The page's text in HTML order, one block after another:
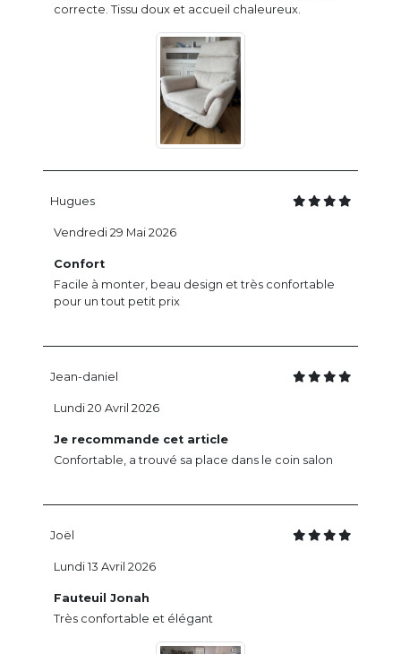
correcte. Tissu doux et accueil chaleureux.
Hugues
Confort
Facile à monter, beau design et très confortable
pour un tout petit prix
Vendredi 29 Mai 2026
Jean-daniel
Je recommande cet article
Confortable, a trouvé sa place dans le coin salon
Lundi 20 Avril 2026
Joël
Fauteuil Jonah
Très confortable et élégant
Lundi 13 Avril 2026